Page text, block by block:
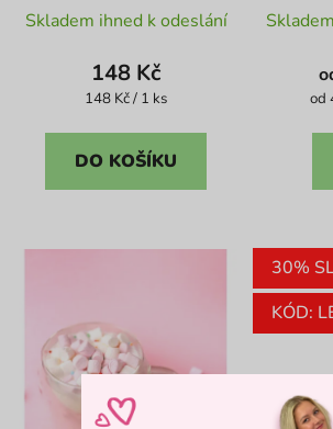
hodnocení
produktu
je
z
Skladem ihned k odeslání
148 Kč
Měrná
148 Kč / 1 ks
DO KOŠÍKU
od
30%
KÓD: